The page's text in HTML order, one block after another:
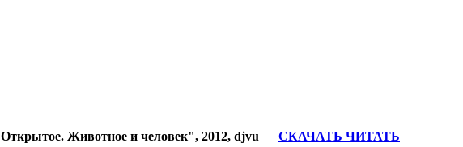
Животное и человек", 2012, djvu СКАЧАТЬ ЧИТАТЬ